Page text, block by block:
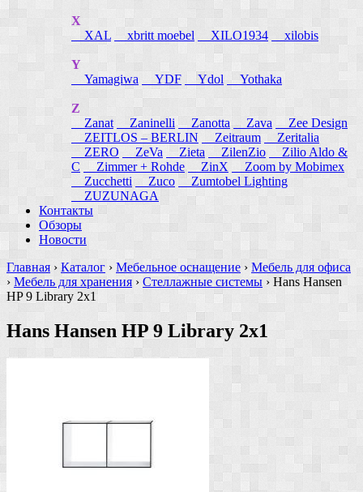
X
XAL
xbritt moebel XILO1934 xilobis
Y
Yamagiwa
YDF Ydol Yothaka
Z
Zanat
Zaninelli Zanotta Zava
Zee Design
ZEITLOS – BERLIN
Zeitraum
Zeritalia
ZERO
ZeVa Zieta ZilenZio
Zilio Aldo &
C
Zimmer + Rohde ZinX
Zoom by Mobimex
Zucchetti
Zuco
Zumtobel Lighting
ZUZUNAGA
Контакты
Обзоры
Новости
Главная › Каталог › Мебельное оснащение › Мебель для офиса
› Мебель для хранения › Стеллажные системы › Hans Hansen
HP 9 Library 2x1
Hans Hansen HP 9 Library 2x1